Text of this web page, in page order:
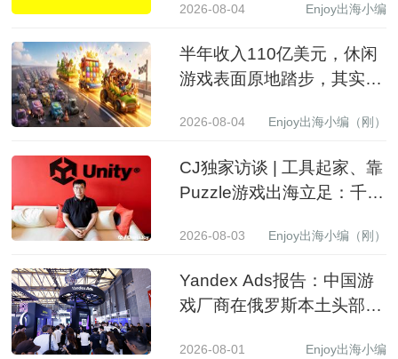
至15.99亿美元
2026-08-04 Enjoy出海小编
半年收入110亿美元，休闲
游戏表面原地踏步，其实已
2026-08-04 Enjoy出海小编（刚）
CJ独家访谈 | 工具起家、靠
Puzzle游戏出海立足：千万
2026-08-03 Enjoy出海小编（刚）
Yandex Ads报告：中国游
戏厂商在俄罗斯本土头部应
2026-08-01 Enjoy出海小编